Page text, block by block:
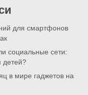
для смартфонов
социальные сети:
детей?
в мире гаджетов на